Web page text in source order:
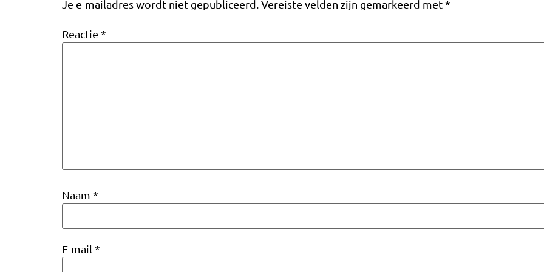
Je e-mailadres wordt niet gepubliceerd. Vereiste velden zijn gemarkeerd met*
Reactie *
Naam *
E-mail *